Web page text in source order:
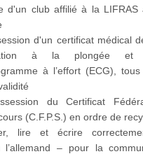
d'un club affilié à la LIFRAS
d'un certificat médical
à la plongée et
à l’effort (ECG),
du Certificat
(C.F.P.S.) en ordre de
lire et écrire
l’allemand – pour la